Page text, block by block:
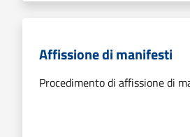
Affissione di manifesti
Procedimento di affissione di